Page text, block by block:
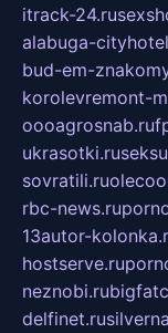
itrack-24.ru
alabuga-
bud-em-
korolevremont-
oooagrosnab.ru
ukrasotki.ru
sovratili.ru
rbc-news.ru
13autor-
hostserve.ru
neznobi.ru
delfinet.ru